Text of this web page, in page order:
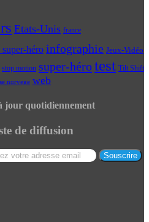
Etats-Unis france
héro infographie Jeux-Vidéo
stop motion super-hérotest Tilt Shift
norvege web
jour quotidiennement
de diffusion